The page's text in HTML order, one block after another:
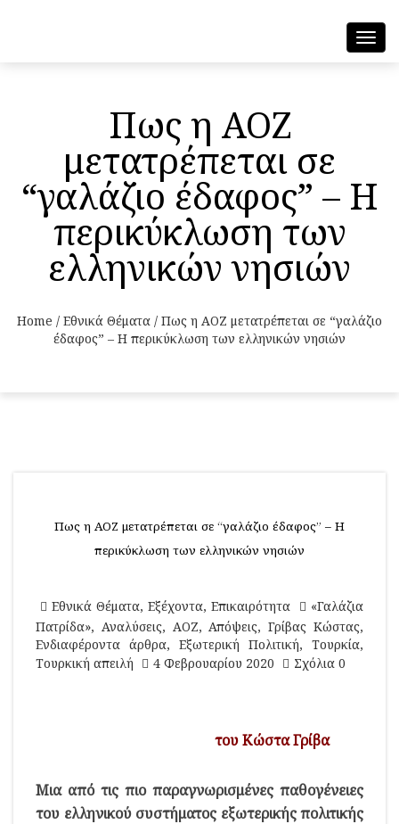
Πως η ΑΟΖ
μετατρέπεται σε
“γαλάζιο έδαφος” – Η
περικύκλωση των
ελληνικών νησιών
Home / Εθνικά Θέματα / Πως η ΑΟΖ μετατρέπεται σε “γαλάζιο
έδαφος” – Η περικύκλωση των ελληνικών νησιών
Πως η ΑΟΖ μετατρέπεται σε “γαλάζιο έδαφος” – Η
περικύκλωση των ελληνικών νησιών
Εθνικά Θέματα, Εξέχοντα, Επικαιρότητα
«Γαλάζια
Πατρίδα», Αναλύσεις, ΑΟΖ,Απόψεις,Γρίβας Κώστας,
Ενδιαφέροντα άρθρα, Εξωτερική Πολιτική, Τουρκία,
Τουρκική απειλή
4 Φεβρουαρίου 2020 Σχόλια 0
του Κώστα Γρίβα
Μια από τις πιο παραγνωρισμένες παθογένειες
του ελληνικού συστήματος εξωτερικής πολιτικής